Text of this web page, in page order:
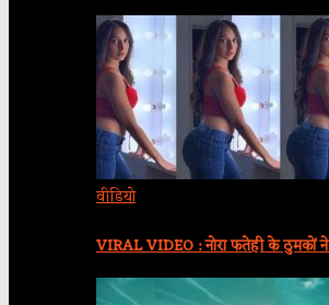
वीडियो
VIRAL VIDEO : नोरा फतेही के ठुमकों ने